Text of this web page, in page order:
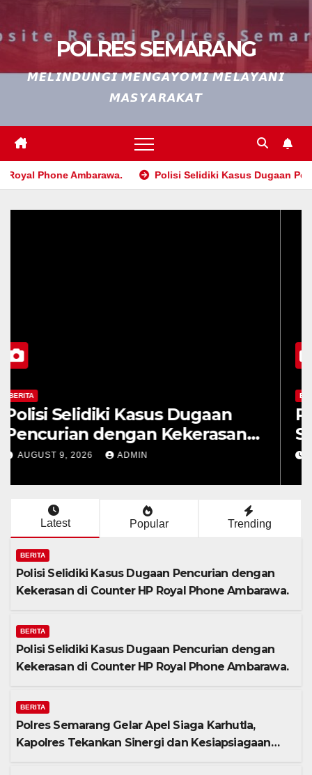
POLRES SEMARANG
𝙈𝙀𝙇𝙄𝙉𝘿𝙐𝙉𝙂𝙄 𝙈𝙀𝙉𝙂𝘼𝙔𝙊𝙈𝙄 𝙈𝙀𝙇𝘼𝙔𝘼𝙉𝙄
𝙈𝘼𝙎𝙔𝘼𝙍𝘼𝙆𝘼𝙏
Ambarawa. Polisi Selidiki Kasus Dugaan Pencurian
Polres Semarang Gelar Apel
Siaga Karhutla, Kapolres
Tekankan Sinergi dan
AUGUST 8, 2026 ADMIN
Latest Popular Trending
BERITA
Polisi Selidiki Kasus Dugaan Pencurian dengan
Kekerasan di Counter HP Royal Phone Ambarawa.
BERITA
Polisi Selidiki Kasus Dugaan Pencurian dengan
Kekerasan di Counter HP Royal Phone Ambarawa.
BERITA
Polres Semarang Gelar Apel Siaga Karhutla,
Kapolres Tekankan Sinergi dan Kesiapsiagaan